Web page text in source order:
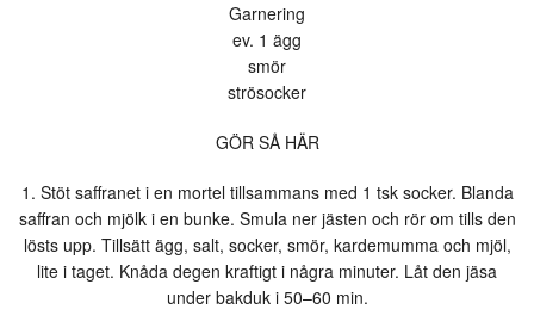
Garnering
ev. 1 ägg
smör
strösocker
GÖR SÅ HÄR
1. Stöt saffranet i en mortel tillsammans med 1 tsk socker. Blanda
saffran och mjölk i en bunke. Smula ner jästen och rör om tills den
lösts upp. Tillsätt ägg, salt, socker, smör, kardemumma och mjöl,
lite i taget. Knåda degen kraftigt i några minuter. Låt den jäsa
under bakduk i 50–60 min.